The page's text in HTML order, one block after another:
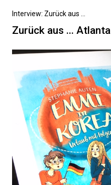
Vorheriger
Beitrag
Interview: Zurück aus ...
Zurück aus ... Atlanta